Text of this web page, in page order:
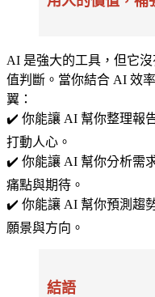
AI 是強大的工具，但它
值判斷。當你結合 AI 效
翼：
✔️ 你能讓 AI 幫你整理報
打動人心。
✔️ 你能讓 AI 幫你分析需
痛點與期待。
✔️ 你能讓 AI 幫你預測趨
願景與方向。
結語